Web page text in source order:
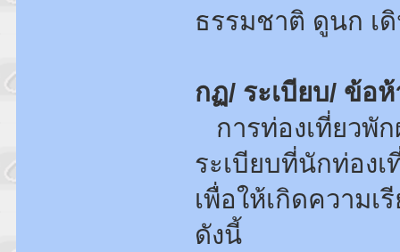
ธรรมชาติ ดูนก เ
กฏ/ ระเบียบ/ ข้อ
การท่องเที่ยวพั
ระเบียบที่นักท่อง
เพื่อให้เกิดความ
ดังนี้